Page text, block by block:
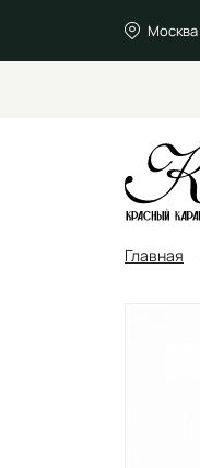
Москва
Главная